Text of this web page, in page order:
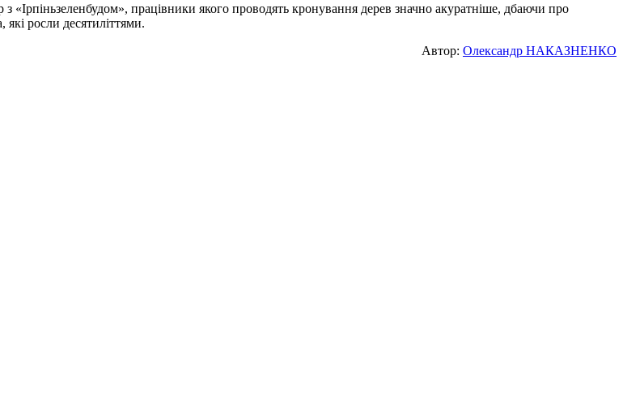
працівники якого проводять кронування дерев значно акуратніше, дбаючи про
які росли десятиліттями.
Автор: Олександр НАКАЗНЕНКО